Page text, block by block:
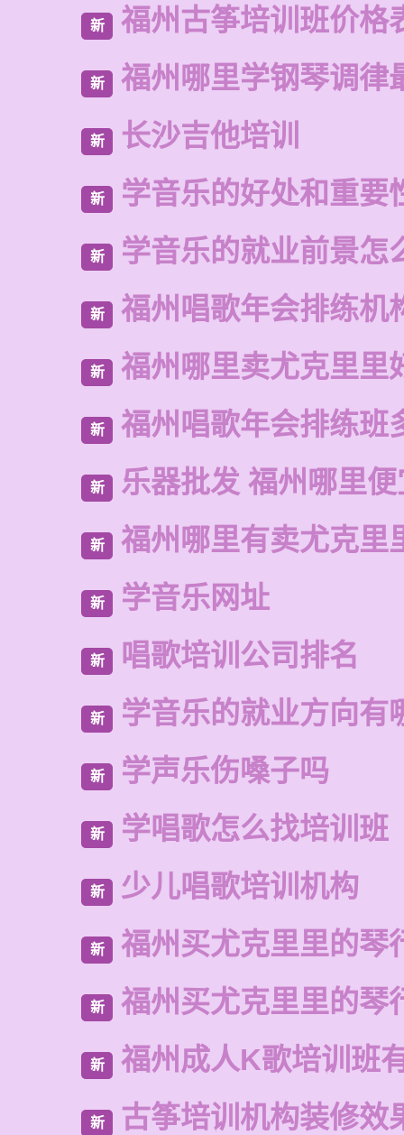
新 福州古筝培训班价格
新 福州哪里学钢琴调律
新 长沙吉他培训
新 学音乐的好处和重要
新 学音乐的就业前景怎
新 福州唱歌年会排练机
新 福州哪里卖尤克里里
新 福州唱歌年会排练班
新 乐器批发 福州哪里
新 福州哪里有卖尤克里
新 学音乐网址
新 唱歌培训公司排名
新 学音乐的就业方向有
新 学声乐伤嗓子吗
新 学唱歌怎么找培训班
新 少儿唱歌培训机构
新 福州买尤克里里的琴
新 福州买尤克里里的琴
新 福州成人K歌培训班
新 古筝培训机构装修效